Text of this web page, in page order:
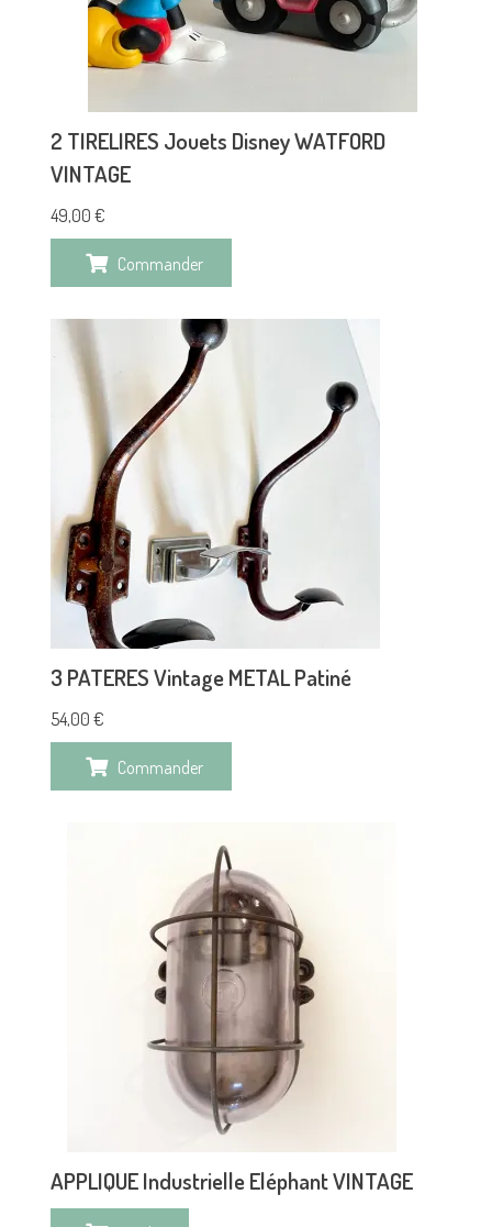
2 TIRELIRES Jouets Disney WATFORD
VINTAGE
49,00 €
Commander
3 PATERES Vintage METAL Patiné
54,00 €
Commander
APPLIQUE Industrielle Eléphant VINTAGE